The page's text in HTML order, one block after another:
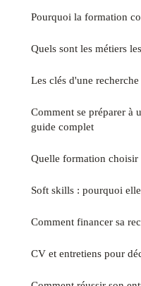
Pourquoi la formation
Quels sont les métiers
Les clés d'une
Comment se préparer à
guide complet
Quelle formation
Soft skills : pourquoi
Comment financer sa
CV et entretiens pour